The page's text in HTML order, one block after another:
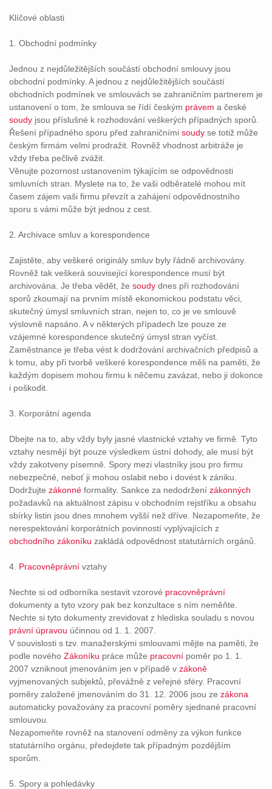
Klíčové oblasti
1. Obchodní podmínky
Jednou z nejdůležitějších součástí obchodní smlouvy jsou
obchodní podmínky. A jednou z nejdůležitějších součástí
obchodních podmínek ve smlouvách se zahraničním partnerem je
ustanovení o tom, že smlouva se řídí českým právem a české
soudy jsou příslušné k rozhodování veškerých případných sporů.
Řešení případného sporu před zahraničními soudy se totiž může
českým firmám velmi prodražit. Rovněž vhodnost arbitráže je
vždy třeba pečlivě zvážit.
Věnujte pozornost ustanovením týkajícím se odpovědnosti
smluvních stran. Myslete na to, že vaši odběratelé mohou mít
časem zájem vaši firmu převzít a zahájení odpovědnostního
sporu s vámi může být jednou z cest.
2. Archivace smluv a korespondence
Zajistěte, aby veškeré originály smluv byly řádně archivovány.
Rovněž tak veškerá související korespondence musí být
archivována. Je třeba vědět, že soudy dnes při rozhodování
sporů zkoumají na prvním místě ekonomickou podstatu věci,
skutečný úmysl smluvních stran, nejen to, co je ve smlouvě
výslovně napsáno. A v některých případech lze pouze ze
vzájemné korespondence skutečný úmysl stran vyčíst.
Zaměstnance je třeba vést k dodržování archivačních předpisů a
k tomu, aby při tvorbě veškeré korespondence měli na paměti, že
každým dopisem mohou firmu k něčemu zavázat, nebo ji dokonce
i poškodit.
3. Korporátní agenda
Dbejte na to, aby vždy byly jasné vlastnické vztahy ve firmě. Tyto
vztahy nesmějí být pouze výsledkem ústní dohody, ale musí být
vždy zakotveny písemně. Spory mezi vlastníky jsou pro firmu
nebezpečné, neboť ji mohou oslabit nebo i dovést k zániku.
Dodržujte zákonné formality. Sankce za nedodržení zákonných
požadavků na aktuálnost zápisu v obchodním rejstříku a obsahu
sbírky listin jsou dnes mnohem vyšší než dříve. Nezapomeňte, že
nerespektování korporátních povinností vyplývajících z
obchodního zákoníku zakládá odpovědnost statutárních orgánů.
4. Pracovněprávní vztahy
Nechte si od odborníka sestavit vzorové pracovněprávní
dokumenty a tyto vzory pak bez konzultace s ním neměňte.
Nechte si tyto dokumenty zrevidovat z hlediska souladu s novou
právní úpravou účinnou od 1. 1. 2007.
V souvislosti s tzv. manažerskými smlouvami mějte na paměti, že
podle nového Zákoníku práce může pracovní poměr po 1. 1.
2007 vzniknout jmenováním jen v případě v zákoně
vyjmenovaných subjektů, převážně z veřejné sféry. Pracovní
poměry založené jmenováním do 31. 12. 2006 jsou ze zákona
automaticky považovány za pracovní poměry sjednané pracovní
smlouvou.
Nezapomeňte rovněž na stanovení odměny za výkon funkce
statutárního orgánu, předejdete tak případným pozdějším
sporům.
5. Spory a pohledávky